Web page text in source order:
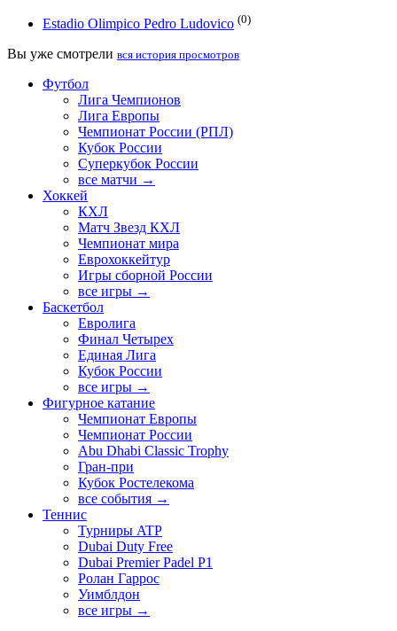
Estadio Olimpico Pedro Ludovico (0)
Вы уже смотрели вся история просмотров
Футбол
Лига Чемпионов
Лига Европы
Чемпионат России (РПЛ)
Кубок России
Суперкубок России
все матчи →
Хоккей
КХЛ
Матч Звезд КХЛ
Чемпионат мира
Еврохоккейтур
Игры сборной России
все игры →
Баскетбол
Евролига
Финал Четырех
Единая Лига
Кубок России
все игры →
Фигурное катание
Чемпионат Европы
Чемпионат России
Abu Dhabi Classic Trophy
Гран-при
Кубок Ростелекома
все события →
Теннис
Турниры ATP
Dubai Duty Free
Dubai Premier Padel P1
Ролан Гаррос
Уимблдон
все игры →